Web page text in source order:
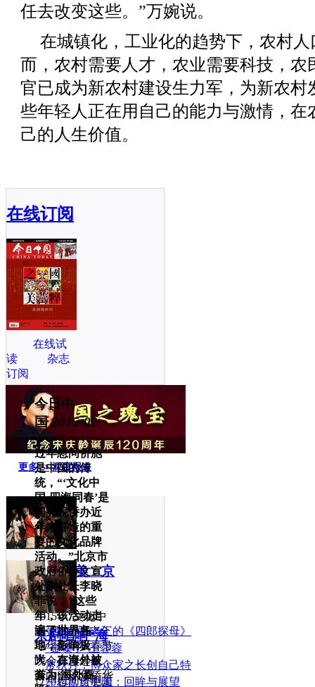
任去改变这些。”万婉说。
在城镇化，工业化的趋势下，农村
而，农村需要人才，农业需要科技，农
官已成为新农村建设生力军，为新农村
些年轻人正在用自己的能力与激情，在
己的人生价值。
在线订阅
在线试
读
杂志
订阅
今日中
国 2015-02
过年慰问侨胞
是中国的传
统，“‘文化中
国·四海同春’是
国务院侨办近
年来打造的重
要的文化品牌
活动。”北京市
政府侨办文宣
处副处长李晓
菲说，“这些
年，该活动走
遍了世界各
地，影响极
大，在海外被
誉为‘海外春
更多>> 深度报道
国粹之美：京
...
2015年“文化中
国·四海同春”全
球华侨华人春节
晚会再度起航，
面向全球华侨华
京剧唱响“海
...
过年慰问侨胞是
张澍：百老汇的《四郎探母》
“金嗓子”王蓉蓉
常秋月：博众家之长创自己特
色
2014盘点中国：回眸与展望